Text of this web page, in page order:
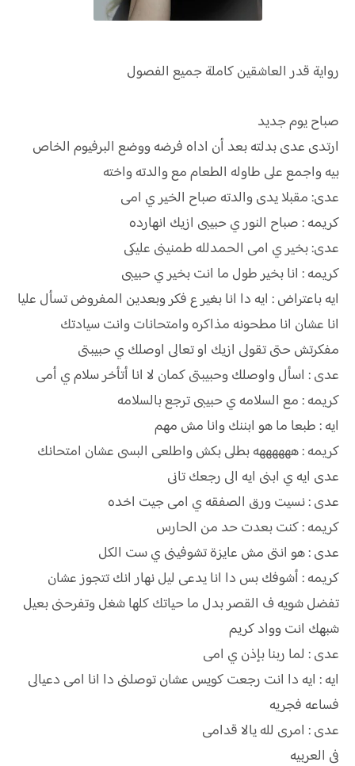
رواية قدر العاشقين كاملة جميع الفصول
صباح يوم جديد
ارتدى عدى بدلته بعد أن اداه فرضه ووضع البرفيوم الخاص
بيه واجمع على طاوله الطعام مع والدته واخته
عدى: مقبلا يدى والدته صباح الخير ي امى
كريمه : صباح النور ي حبيبى ازيك انهارده
عدى: بخير ي امى الحمدلله طمنينى عليكى
كريمه : انا بخير طول ما انت بخير ي حبيبى
ايه باعتراض : ايه دا انا بغير ع فكر وبعدين المفروض تسأل عليا
انا عشان انا مطحونه مذاكره وامتحانات وانت سيادتك
مفكرتش حتى تقولى ازيك او تعالى اوصلك ي حبيبتى
عدى : اسأل واوصلك وحبيبتى كمان لا انا أتأخر سلام ي أمى
كريمه : مع السلامه ي حبيبى ترجع بالسلامه
ايه : طبعا ما هو ابننك وانا مش مهم
كريمه : ههههههه بطلى بكش واطلعى البسى عشان امتحانك
عدى ايه ي ابنى ايه الى رجعك تانى
عدى : نسيت ورق الصفقه ي امى جيت اخده
كريمه : كنت بعدت حد من الحارس
عدى : هو انتى مش عايزة تشوفينى ي ست الكل
كريمه : أشوفك بس دا انا يدعى ليل نهار انك تتجوز عشان
تفضل شويه ف القصر بدل ما حياتك كلها شغل وتفرحنى بعيل
شبهك انت وواد كريم
عدى : لما ربنا بإذن ي امى
ايه : ايه دا انت رجعت كويس عشان توصلنى دا انا امى دعيالى
فساعه فجريه
عدى : امرى لله يالا قدامى
فى العربيه